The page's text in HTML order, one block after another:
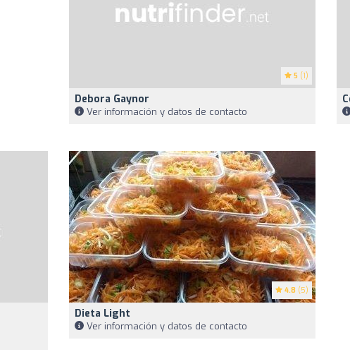
5 (1)
Debora Gaynor
Ver información y datos de contacto
4.8 (5)
Dieta Light
Ver información y datos de contacto